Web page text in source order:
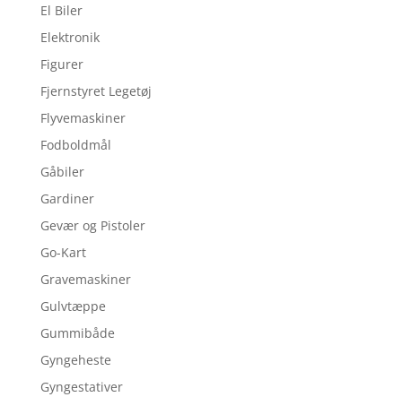
El Biler
Elektronik
Figurer
Fjernstyret Legetøj
Flyvemaskiner
Fodboldmål
Gåbiler
Gardiner
Gevær og Pistoler
Go-Kart
Gravemaskiner
Gulvtæppe
Gummibåde
Gyngeheste
Gyngestativer